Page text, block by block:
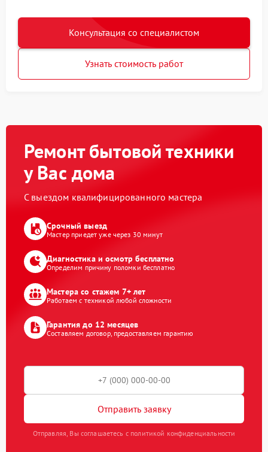
Консультация со специалистом
Узнать стоимость работ
Ремонт бытовой техники
у Вас дома
С выездом квалифицированного мастера
Срочный выезд
Мастер приедет уже через 30 минут
Диагностика и осмотр бесплатно
Определим причину поломки бесплатно
Мастера со стажем 7+ лет
Работаем с техникой любой сложности
Гарантия до 12 месяцев
Составляем договор, предоставляем гарантию
Отправить заявку
Отправляя, Вы соглашаетесь с политикой конфиденциальности